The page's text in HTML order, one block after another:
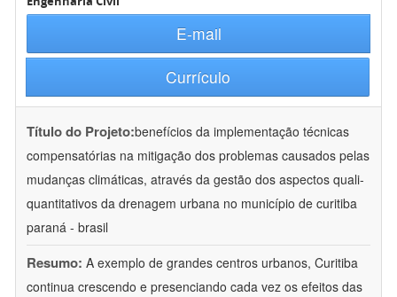
E-mail
Currículo
Título do Projeto:benefícios da implementação técnicas
compensatórias na mitigação dos problemas causados pelas
mudanças climáticas, através da gestão dos aspectos quali-
quantitativos da drenagem urbana no município de curitiba 
paraná - brasil
Resumo: A exemplo de grandes centros urbanos, Curitiba
continua crescendo e presenciando cada vez os efeitos das